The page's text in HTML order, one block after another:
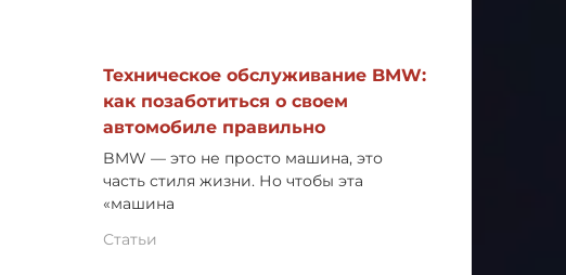
Техническое обслуживание BMW:
как позаботиться о своем
автомобиле правильно
BMW — это не просто машина, это
часть стиля жизни. Но чтобы эта
«машина
Статьи